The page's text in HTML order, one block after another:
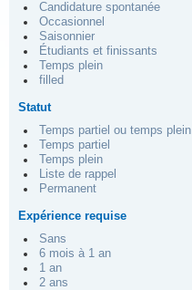
Candidature spontanée
Occasionnel
Saisonnier
Étudiants et finissants
Temps plein
filled
Statut
Temps partiel ou temps plein
Temps partiel
Temps plein
Liste de rappel
Permanent
Expérience requise
Sans
6 mois à 1 an
1 an
2 ans